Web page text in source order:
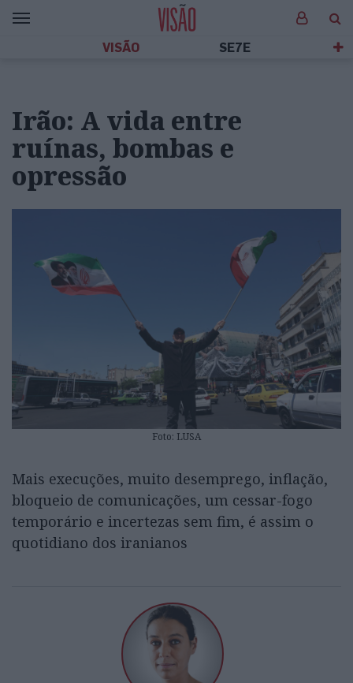
VISÃO SE7E
Irão: A vida entre
ruínas, bombas e
opressão
Foto: LUSA
Mais execuções, muito desemprego, inflação,
bloqueio de comunicações, um cessar-fogo
temporário e incertezas sem fim, é assim o
quotidiano dos iranianos